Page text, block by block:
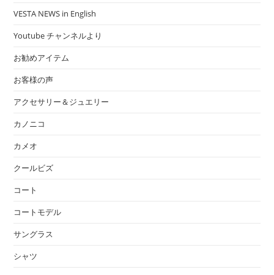
VESTA NEWS in English
Youtube チャンネルより
お勧めアイテム
お客様の声
アクセサリー＆ジュエリー
カノニコ
カメオ
クールビズ
コート
コートモデル
サングラス
シャツ